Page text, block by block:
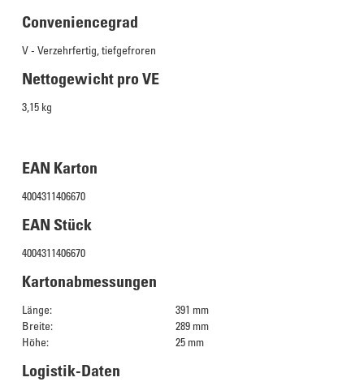
Conveniencegrad
V - Verzehrfertig, tiefgefroren
Nettogewicht pro VE
3,15 kg
EAN Karton
4004311406670
EAN Stück
4004311406670
Kartonabmessungen
Länge:
391 mm
Breite:
289 mm
Höhe:
25 mm
Logistik-Daten